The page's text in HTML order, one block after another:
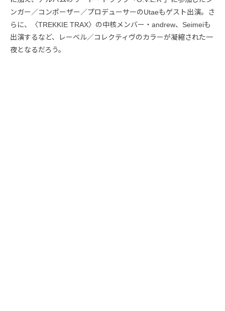
ンガー／コンポーザー／プロデューサーのUtaeもゲスト出演。さ
らに、〈TREKKIE TRAX〉の中核メンバー・andrew、Seimeiも
出演するなど、レーベル／コレクティヴのカラーが凝縮された一
夜となるだろう。